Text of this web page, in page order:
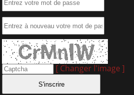
[ Changer l'image ]